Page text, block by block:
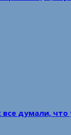
думали, что